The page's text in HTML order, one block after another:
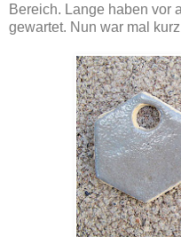
Bereich. Lange haben vor
gewartet. Nun war mal